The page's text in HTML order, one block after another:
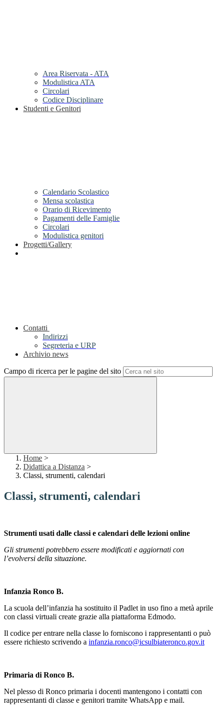
Area Riservata - ATA
Modulistica ATA
Circolari
Codice Disciplinare
Studenti e Genitori
Calendario Scolastico
Mensa scolastica
Orario di Ricevimento
Pagamenti delle Famiglie
Circolari
Modulistica genitori
Progetti/Gallery
Contatti
Indirizzi
Segreteria e URP
Archivio news
Campo di ricerca per le pagine del sito
Home >
Didattica a Distanza >
Classi, strumenti, calendari
Classi, strumenti, calendari
Strumenti usati dalle classi e calendari delle lezioni online
Gli strumenti potrebbero essere modificati e aggiornati con
l’evolversi della situazione.
Infanzia Ronco B.
La scuola dell’infanzia ha sostituito il Padlet in uso fino a metà aprile
con classi virtuali create grazie alla piattaforma Edmodo.
Il codice per entrare nella classe lo forniscono i rappresentanti o può
essere richiesto scrivendo a infanzia.ronco@icsulbiateronco.gov.it
Primaria di Ronco B.
Nel plesso di Ronco primaria i docenti mantengono i contatti con
rappresentanti di classe e genitori tramite WhatsApp e mail.